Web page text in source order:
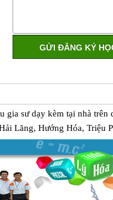
gia sư dạy kèm tại nhà
Lăng, Hướng Hóa, Triệu